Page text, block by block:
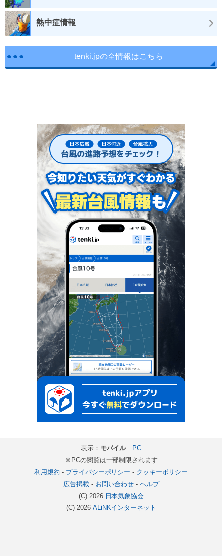
熱中症情報
tenki.jpの全情報はこちら
表示： モバイル｜
PC
※PCの閲覧は一部制限されます
利用規約 - プライバシーポリシー - クッキーポリシー
広告掲載- お問い合わせ- ヘルプ
(C) 2026 日本気象協会
(C) 2026 ALiNKインターネット